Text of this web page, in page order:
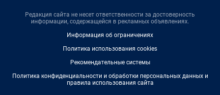
Редакция сайта не несет ответственности за достоверность
информации, содержащейся в рекламных объявлениях.
Информация об ограничениях
Политика использования cookies
Рекомендательные системы
Политика конфиденциальности и обработки персональных данных и
правила использования сайта